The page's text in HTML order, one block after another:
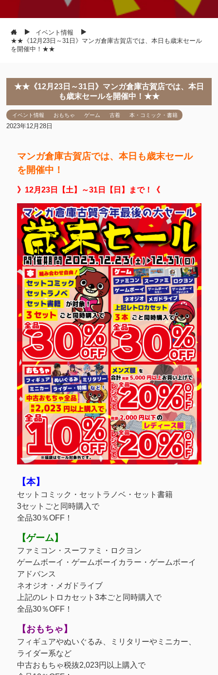
イベント情報
★★《12月23日～31日》マンガ倉庫古賀店では、本日も歳末セール
を開催中！★★
★★《12月23日～31日》マンガ倉庫古賀店では、本日
も歳末セールを開催中！★★
イベント情報 おもちゃ ゲーム 古着 本・コミック・書籍
2023年12月28日
マンガ倉庫古賀店では、本日も歳末セール
を開催中！
》12月23日【土】～31日【日】まで！《
【本】
セットコミック・セットラノベ・セット書籍
3セットごと同時購入で
全品30％OFF！
【ゲーム】
ファミコン・スーファミ・ロクヨン
ゲームボーイ・ゲームボーイカラー・ゲームボーイ
アドバンス
ネオジオ・メガドライブ
上記のレトロカセット3本ごと同時購入で
全品30％OFF！
【おもちゃ】
フィギュアやぬいぐるみ、ミリタリーやミニカー、
ライダー系など
中古おもちゃ税抜2,023円以上購入で